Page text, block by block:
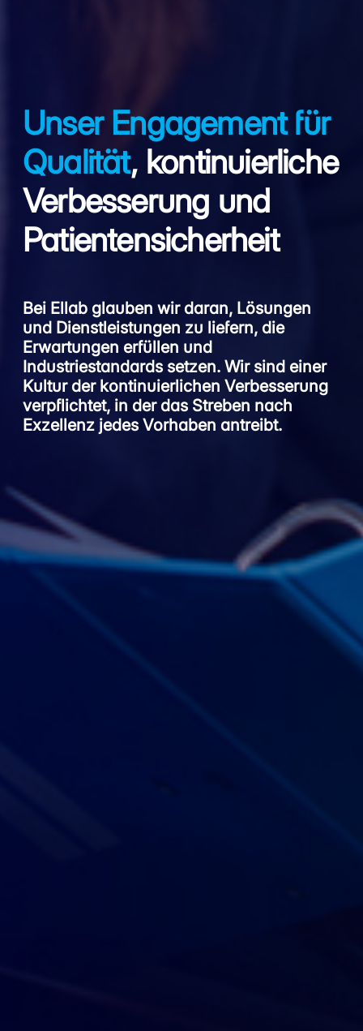
Unser Engagement für
Qualität, kontinuierliche
Verbesserung und
Patientensicherheit
Bei Ellab glauben wir daran, Lösungen
und Dienstleistungen zu liefern, die
Erwartungen erfüllen und
Industriestandards setzen. Wir sind einer
Kultur der kontinuierlichen Verbesserung
verpflichtet, in der das Streben nach
Exzellenz jedes Vorhaben antreibt.